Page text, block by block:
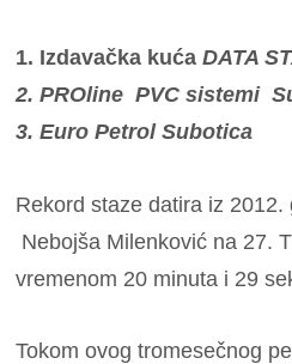
1. Izdavačka kućaDATA
2. PROline PVC sistemi
3. Euro Petrol Subotica
Rekord staze datira iz
Nebojša Milenković na 27.
vremenom 20 minuta i 29
Tokom ovog tromesečnog